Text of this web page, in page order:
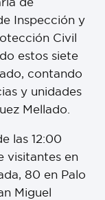
Inspección y
Civil
estos siete
contando
y unidades
Mellado.
las 12:00
visitantes en
80 en Palo
Miguel